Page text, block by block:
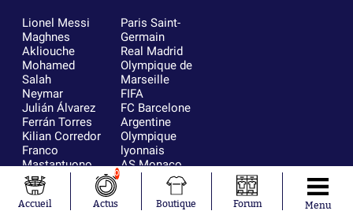
Lionel Messi
Maghnes
Akliouche
Mohamed
Salah
Neymar
Julián Álvarez
Ferrán Torres
Kilian Corredor
Franco
Mastantuono
Orel Mangala
Rio Mavuba
Paris Saint-
Germain
Real Madrid
Olympique de
Marseille
FIFA
FC Barcelone
Argentine
Olympique
lyonnais
AS Monaco
RC Strasbourg
Trabzonspor
Accueil
0
Actus Boutique Forum Menu